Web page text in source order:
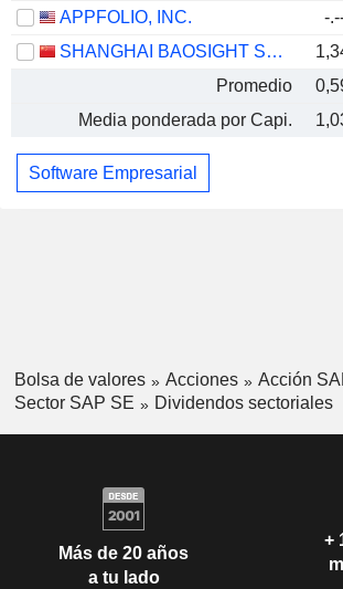
APPFOLIO, INC.
-
SHANGHAI BAOSIGHT SOFTWARE CO.,LTD.
Promedio
Media ponderada por Capi.
Software Empresarial
Bolsa de valores Acciones
Acción
Sector SAP SE
Dividendos sectoriales
Más de 20 años
a tu lado
+